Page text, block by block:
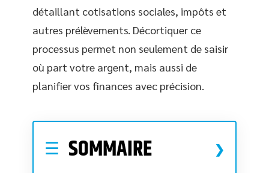
détaillant cotisations sociales, impôts et
autres prélèvements. Décortiquer ce
processus permet non seulement de saisir
où part votre argent, mais aussi de
planifier vos finances avec précision.
SOMMAIRE